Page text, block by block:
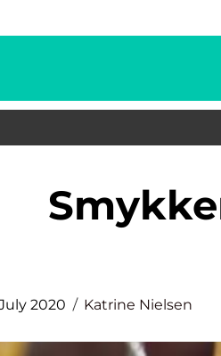
Smykker – Udstråling og
2020 Katrine Nielsen